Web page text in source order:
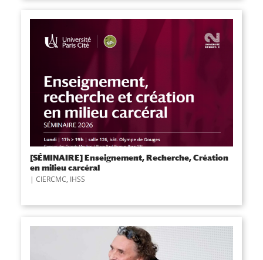
[SÉMINAIRE] Enseignement, Recherche, Création
en milieu carcéral
CIERCMC, IHSS